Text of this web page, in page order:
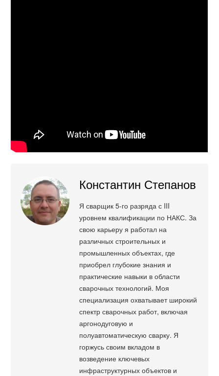
Константин Степанов
Я сварщик 5-го разряда с III
уровнем квалификации по НАКС. За
свою карьеру я работал на
различных строительных и
промышленных объектах, где
приобрел глубокие знания и
практические навыки в области
сварочных технологий. Моя
специализация охватывает широкий
спектр сварочных работ, включая
аргонодуговую и
полуавтоматическую сварку. Я
горжусь своим вкладом в
возведение ключевых
инфраструктурных объектов и